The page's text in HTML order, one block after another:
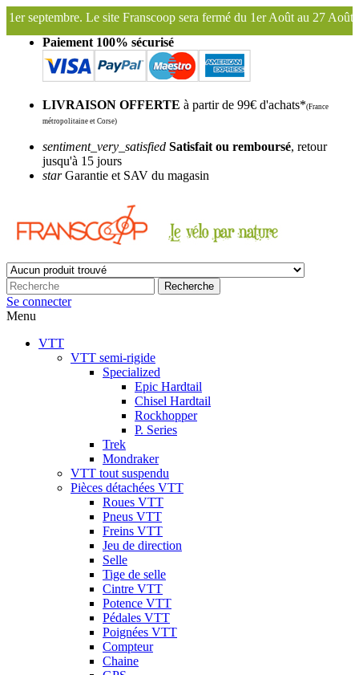
sera fermé du 1er Août au 27 Août inclus. Bonnes vacances !
Paiement 100% sécurisé
LIVRAISON OFFERTE à partir de 99€ d'achats*(France
métropolitaine et Corse)
sentiment_very_satisfied Satisfait ou remboursé, retour
jusqu'à 15 jours
starGarantie et SAV du magasin
Recherche
Se connecter
Menu
VTT
VTT semi-rigide
Specialized
Epic Hardtail
Chisel Hardtail
Rockhopper
P. Series
Trek
Mondraker
VTT tout suspendu
Pièces détachées VTT
Roues VTT
Pneus VTT
Freins VTT
Jeu de direction
Selle
Tige de selle
Cintre VTT
Potence VTT
Pédales VTT
Poignées VTT
Compteur
Chaine